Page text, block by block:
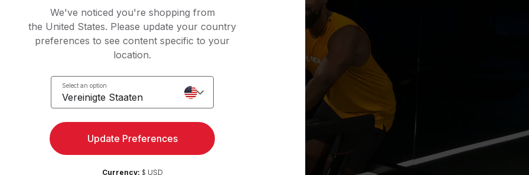
We've noticed you're shopping from
the United States. Please update your country
preferences to see content specific to your
location.
Select an option
Vereinigte Staaten
Update Preferences
Currency: $ USD